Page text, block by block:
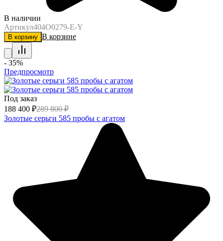
В наличии
Артикул404O0279-E-Y
В корзину В корзине
- 35%
Предпросмотр
Под заказ
188 400 ₽289 800 ₽
Золотые серьги 585 пробы с агатом